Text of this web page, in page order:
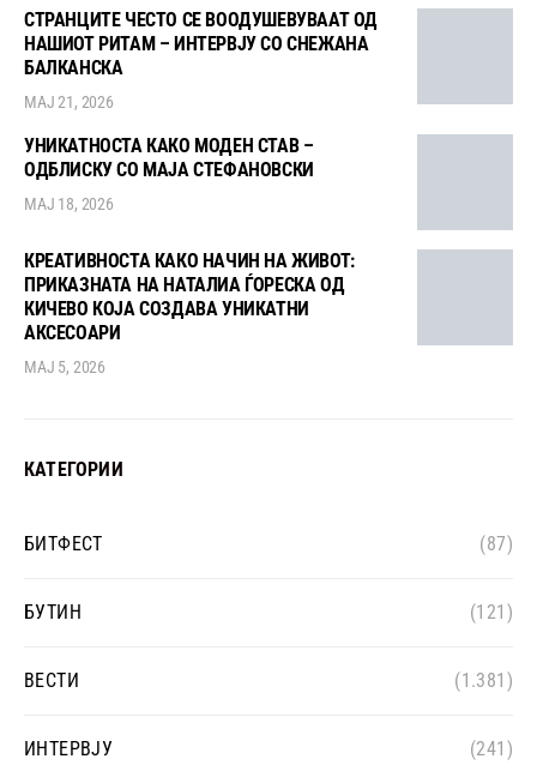
СТРАНЦИТЕ ЧЕСТО СЕ ВООДУШЕВУВААТ ОД
НАШИОТ РИТАМ – ИНТЕРВЈУ СО СНЕЖАНА
БАЛКАНСКА
МАЈ 21, 2026
УНИКАТНОСТА КАКО МОДЕН СТАВ –
ОДБЛИСКУ СО МАЈА СТЕФАНОВСКИ
МАЈ 18, 2026
КРЕАТИВНОСТА КАКО НАЧИН НА ЖИВОТ:
ПРИКАЗНАТА НА НАТАЛИА ЃОРЕСКА ОД
КИЧЕВО КОЈА СОЗДАВА УНИКАТНИ
АКСЕСОАРИ
МАЈ 5, 2026
КАТЕГОРИИ
БИТФЕСТ (87)
БУТИН (121)
ВЕСТИ (1.381)
ИНТЕРВЈУ (241)